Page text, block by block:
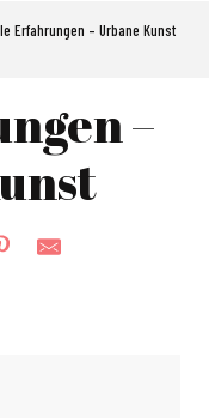
Erfahrungen – Urbane Kunst
–